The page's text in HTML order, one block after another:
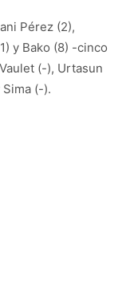
Pérez (2),
y Bako (8) -cinco
(-), Urtasun
(-).